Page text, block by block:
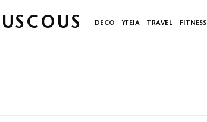
DECO ΥΓΕΙΑ TRAVEL FITNESS